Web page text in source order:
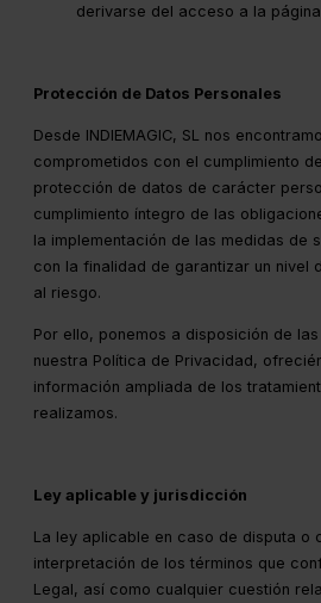
derivarse del acceso a la
Protección de Datos Personales
Desde INDIEMAGIC, SL nos
comprometidos con el cumplimiento
protección de datos de carácter
cumplimiento íntegro de las
la implementación de las medidas de
con la finalidad de garantizar un nivel
al riesgo.
Por ello, ponemos a disposición de
nuestra Política de Privacidad,
información ampliada de los
realizamos.
Ley aplicable y jurisdicción
La ley aplicable en caso de disputa o
interpretación de los términos que
Legal, así como cualquier cuestión